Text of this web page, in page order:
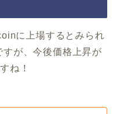
に上場するとみられ
が、今後価格上昇が
ね！